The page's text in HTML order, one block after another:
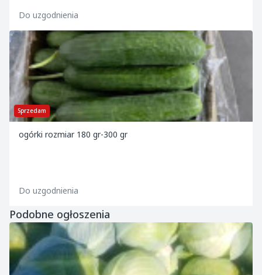
Do uzgodnienia
Sprzedam
ogórki rozmiar 180 gr-300 gr
Do uzgodnienia
Podobne ogłoszenia